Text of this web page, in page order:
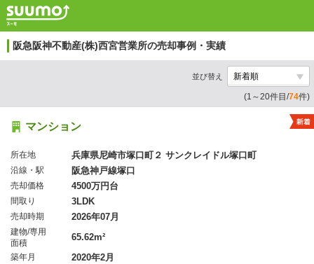
阪急阪神不動産(株)西宮営業所の売却事例・実績
並び替え
(1～20件目/74件)
マンション
所在地 兵庫県尼崎市塚口町２ サンクレイドル塚口町
沿線・駅 阪急神戸線塚口
売却価格 4500万円台
間取り 3LDK
売却時期 2026年07月
建物/専用
面積
65.62m²
築年月 2020年2月